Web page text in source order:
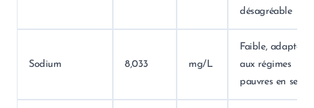
désagréable
Sodium 8,033 mg/L
Faible, adapté
aux régimes
pauvres en sel